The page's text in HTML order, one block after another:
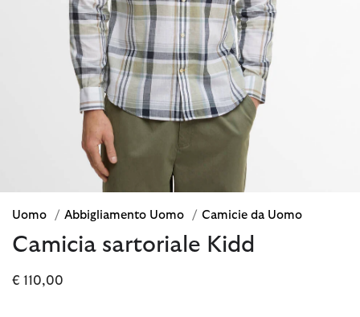
Uomo / Abbigliamento Uomo / Camicie da Uomo
Camicia sartoriale Kidd
€ 110,00